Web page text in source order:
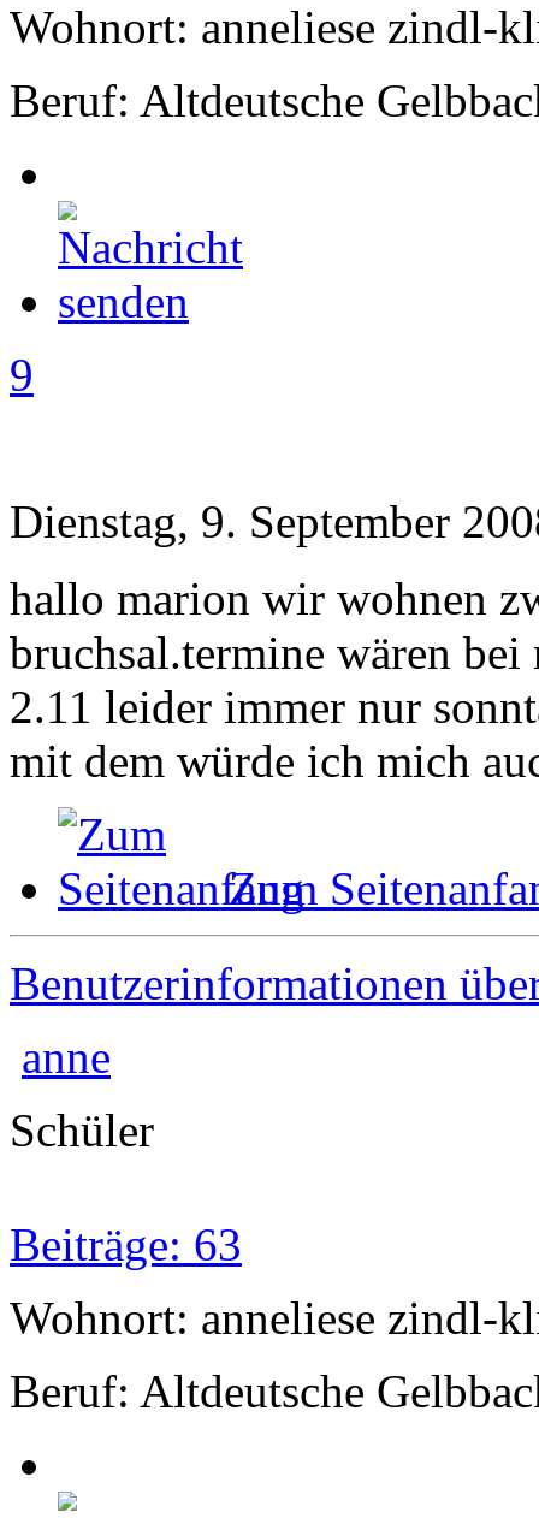
Wohnort: anneliese zindl-
Beruf: Altdeutsche
9
Dienstag, 9. September
hallo marion wir wohnen
bruchsal.termine wären
2.11 leider immer nur
mit dem würde ich mich
Zum
Benutzerinformationen
anne
Schüler
Beiträge: 63
Wohnort: anneliese zindl-
Beruf: Altdeutsche